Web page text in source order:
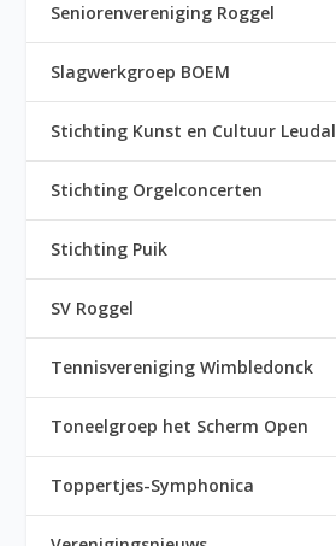
Seniorenvereniging Roggel
Slagwerkgroep BOEM
Stichting Kunst en Cultuur Leudal
Stichting Orgelconcerten
Stichting Puik
SV Roggel
Tennisvereniging Wimbledonck
Toneelgroep het Scherm Open
Toppertjes-Symphonica